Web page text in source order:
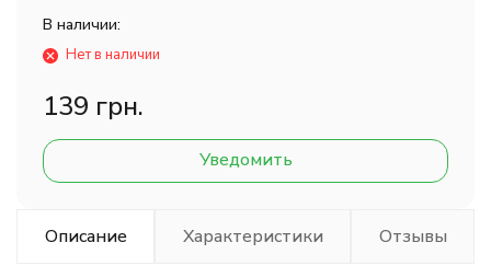
В наличии:
Нет в наличии
139 грн.
Уведомить
Описание Характеристики Отзывы